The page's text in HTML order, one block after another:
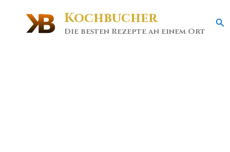
Kochbucher
Die besten Rezepte an einem Ort